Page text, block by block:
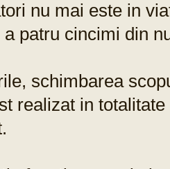
nu mai este in
patru cincimi din
schimbarea
realizat in